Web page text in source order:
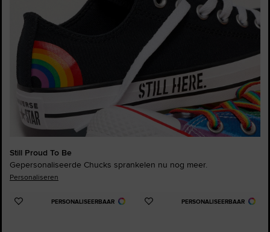
Still Proud To Be
Gepersonaliseerde Chucks sprankelen nu nog meer.
Personaliseren
PERSONALISEERBAAR
Voeg
PERSONALISEERBAAR
Voeg